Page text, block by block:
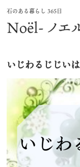
石のある暮らし 365日
いじわるじじい